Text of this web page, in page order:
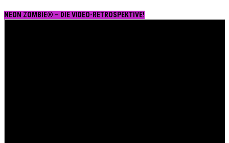
NEON ZOMBIE® – DIE VIDEO-RETROSPEKTIVE!